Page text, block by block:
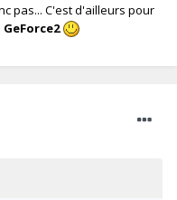
pas... C'est d'ailleurs pour
GeForce2